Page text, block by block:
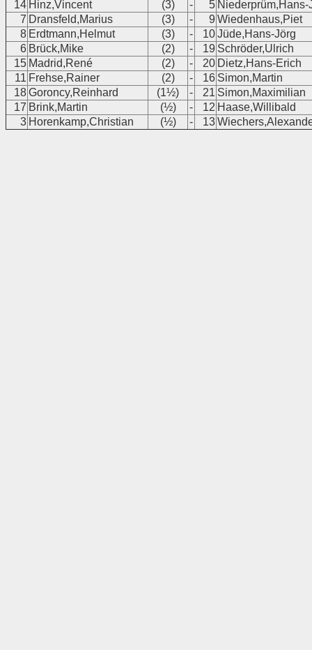
14 Hinz,Vincent (3) - 5 Niederprüm,Hans-
7 Dransfeld,Marius (3) - 9 Wiedenhaus,Piet
8 Erdtmann,Helmut (3) - 10Jüde,Hans-Jörg
6 Brück,Mike (2) - 19 Schröder,Ulrich
15 Madrid,René (2) - 20 Dietz,Hans-Erich
11 Frehse,Rainer (2) - 16 Simon,Martin
18Goroncy,Reinhard (1½) - 21 Simon,Maximilian
17 Brink,Martin (½) - 12 Haase,Willibald
3 Horenkamp,Christian (½) - 13